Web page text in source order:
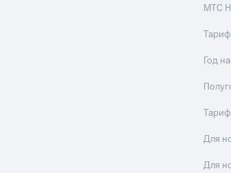
МТС
Год
Для
Для